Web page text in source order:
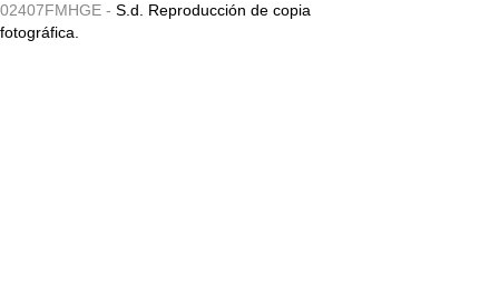
02407FMHGE - S.d. Reproducción de copia
fotográfica.